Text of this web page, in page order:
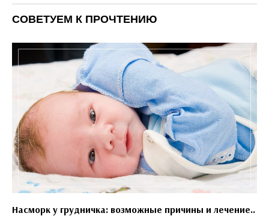
СОВЕТУЕМ К ПРОЧТЕНИЮ
Насморк у грудничка: возможные причины и лечение..